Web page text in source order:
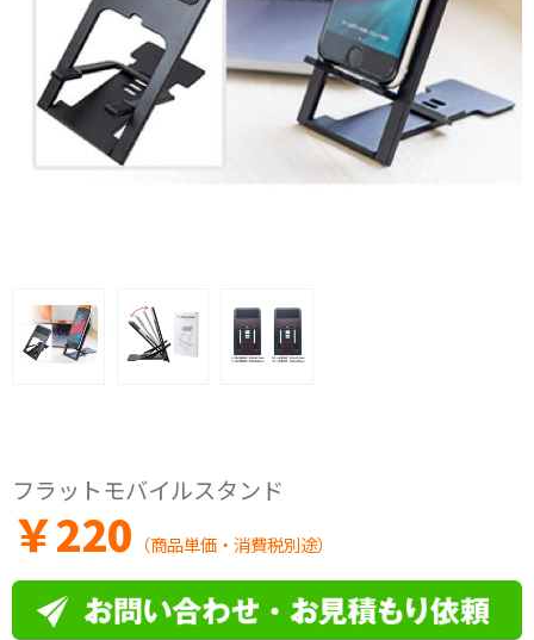
フラットモバイルスタンド
￥220 （商品単価・消費税別途）